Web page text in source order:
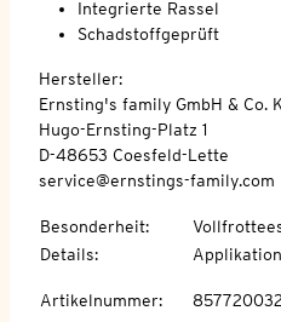
Integrierte Rassel
Schadstoffgeprüft
Hersteller:
Ernsting's family GmbH & Co.
Hugo-Ernsting-Platz 1
D-48653 Coesfeld-Lette
service@ernstings-family.com
Besonderheit:
Details: Applikation
Artikelnummer: